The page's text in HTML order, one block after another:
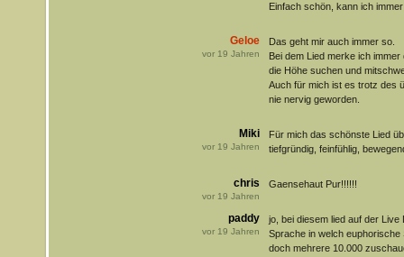
Einfach schön, kann ich
Geloe
vor 19 Jahren
Das geht mir auch immer so.
Bei dem Lied merke ich
die Höhe suchen und
Auch für mich ist es trotz des
nie nervig geworden.
Miki
vor 19 Jahren
Für mich das schönste Lied
tiefgründig, feinfühlig,
chris
vor 19 Jahren
Gaensehaut Pur!!!!!!
paddy
vor 19 Jahren
jo, bei diesem lied auf der
Sprache in welch euphorische
doch mehrere 10.000